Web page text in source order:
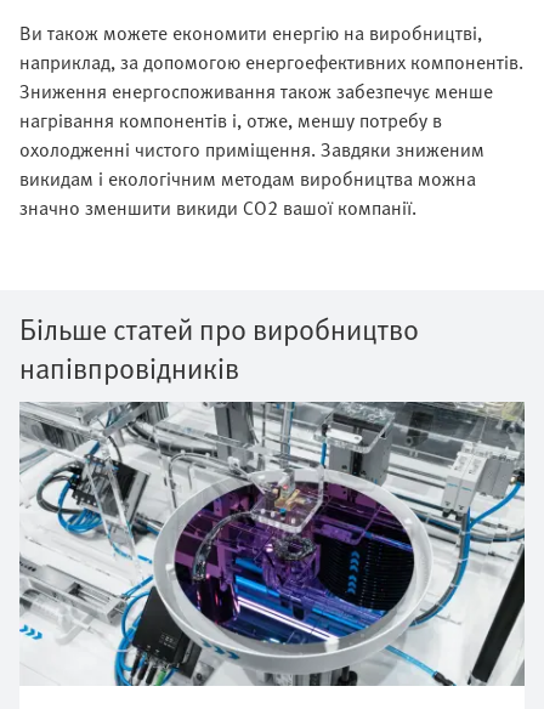
Ви також можете економити енергію на виробництві,
наприклад, за допомогою енергоефективних компонентів.
Зниження енергоспоживання також забезпечує менше
нагрівання компонентів і, отже, меншу потребу в
охолодженні чистого приміщення. Завдяки зниженим
викидам і екологічним методам виробництва можна
значно зменшити викиди CO2 вашої компанії.
Більше статей про виробництво
напівпровідників